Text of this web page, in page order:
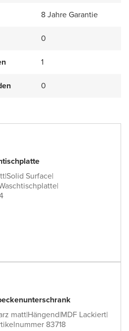
8 Jahre Garantie
0
1
0
|Solid Surface|
|
matt|Hängend|MDF Lackiert|
83718